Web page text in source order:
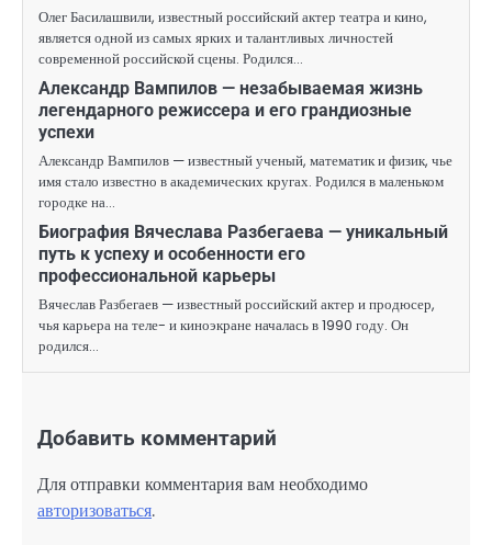
Олег Басилашвили, известный российский актер театра и кино,
является одной из самых ярких и талантливых личностей
современной российской сцены. Родился…
Александр Вампилов — незабываемая жизнь
легендарного режиссера и его грандиозные
успехи
Александр Вампилов — известный ученый, математик и физик, чье
имя стало известно в академических кругах. Родился в маленьком
городке на…
Биография Вячеслава Разбегаева — уникальный
путь к успеху и особенности его
профессиональной карьеры
Вячеслав Разбегаев — известный российский актер и продюсер,
чья карьера на теле- и киноэкране началась в 1990 году. Он
родился…
Добавить комментарий
Для отправки комментария вам необходимо
авторизоваться.